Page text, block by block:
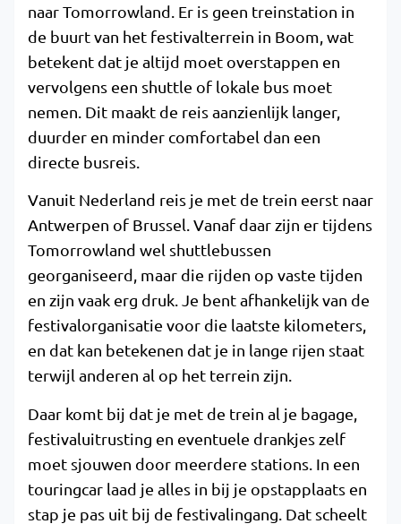
naar Tomorrowland. Er is geen treinstation in
de buurt van het festivalterrein in Boom, wat
betekent dat je altijd moet overstappen en
vervolgens een shuttle of lokale bus moet
nemen. Dit maakt de reis aanzienlijk langer,
duurder en minder comfortabel dan een
directe busreis.
Vanuit Nederland reis je met de trein eerst naar
Antwerpen of Brussel. Vanaf daar zijn er tijdens
Tomorrowland wel shuttlebussen
georganiseerd, maar die rijden op vaste tijden
en zijn vaak erg druk. Je bent afhankelijk van de
festivalorganisatie voor die laatste kilometers,
en dat kan betekenen dat je in lange rijen staat
terwijl anderen al op het terrein zijn.
Daar komt bij dat je met de trein al je bagage,
festivaluitrusting en eventuele drankjes zelf
moet sjouwen door meerdere stations. In een
touringcar laad je alles in bij je opstapplaats en
stap je pas uit bij de festivalingang. Dat scheelt